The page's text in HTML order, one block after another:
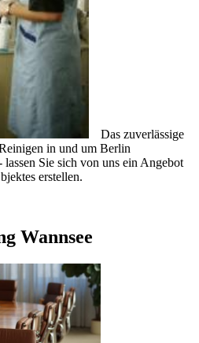
Das zuverlässige
in und um Berlin
Sie sich von uns ein Angebot
erstellen.
Wannsee